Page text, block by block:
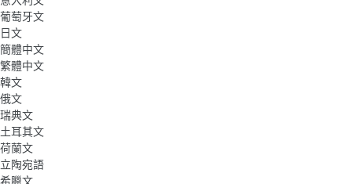
葡萄牙文
日文
簡體中文
繁體中文
韓文
俄文
瑞典文
土耳其文
荷蘭文
立陶宛語
希臘文